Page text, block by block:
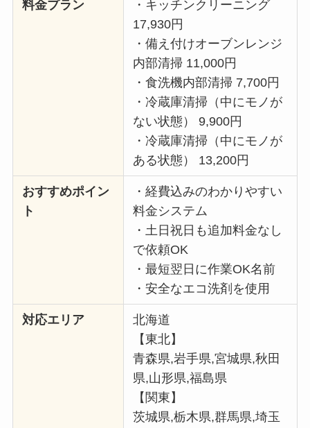
料金プラン
・キッチンクリーニング
17,930円
・備え付けオーブンレンジ
内部清掃 11,000円
・食洗機内部清掃 7,700円
・冷蔵庫清掃（中にモノが
ない状態） 9,900円
・冷蔵庫清掃（中にモノが
ある状態） 13,200円
おすすめポイン
ト
・経費込みのわかりやすい
料金システム
・土日祝日も追加料金なし
で依頼OK
・最短翌日に作業OK名前
・安全なエコ洗剤を使用
対応エリア
北海道
【東北】
青森県,岩手県,宮城県,秋田
県,山形県,福島県
【関東】
茨城県,栃木県,群馬県,埼玉